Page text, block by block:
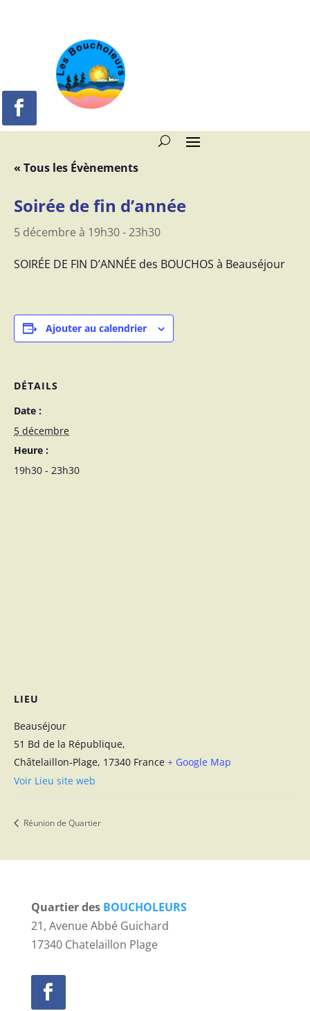
« Tous les Évènements
Soirée de fin d’année
5 décembre à 19h30-23h30
SOIRÉE DE FIN D’ANNÉE des BOUCHOS à Beauséjour
Ajouter au calendrier
DÉTAILS
Date :
5 décembre
Heure :
19h30 - 23h30
LIEU
Beauséjour
51 Bd de la République,
Châtelaillon-Plage, 17340 France + Google Map
Voir Lieu site web
Réunion de Quartier
Quartier des BOUCHOLEURS
21, Avenue Abbé Guichard
17340 Chatelaillon Plage